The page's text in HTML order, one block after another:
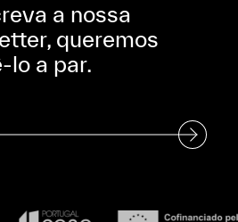
a nossa
queremos
lo a par.
a nossa Newsletter